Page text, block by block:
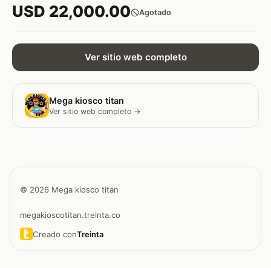
USD 22,000.00 Agotado
Ver sitio web completo
Mega kiosco titan
Ver sitio web completo →
© 2026 Mega kiosco titan
megakioscotitan.treinta.co
Creado conTreinta